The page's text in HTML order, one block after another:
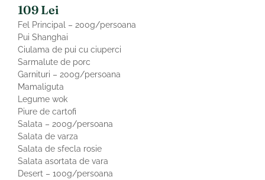
109 Lei
Fel Principal – 200g/persoana
Pui Shanghai
Ciulama de pui cu ciuperci
Sarmalute de porc
Garnituri – 200g/persoana
Mamaliguta
Legume wok
Piure de cartofi
Salata – 200g/persoana
Salata de varza
Salata de sfecla rosie
Salata asortata de vara
Desert – 100g/persoana